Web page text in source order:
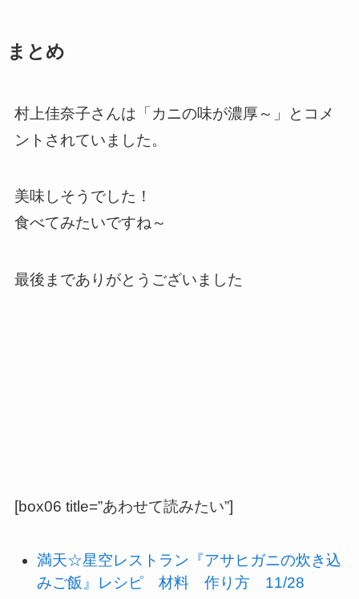
まとめ
村上佳奈子さんは「カニの味が濃厚～」とコメ
ントされていました。
美味しそうでした！
食べてみたいですね～
最後までありがとうございました
[box06 title=”あわせて読みたい”]
満天☆星空レストラン『アサヒガニの炊き込
みご飯』レシピ 材料 作り方 11/28